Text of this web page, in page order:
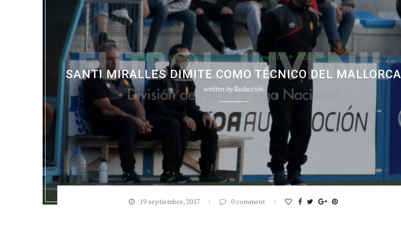
Actualidad Destacado DH 17-18 Grupo III RCD Mallorca
SANTI MIRALLES DIMITE COMO TÉCNICO DEL MALLORCA
written byRedacción
19 septiembre, 2017 0 comment